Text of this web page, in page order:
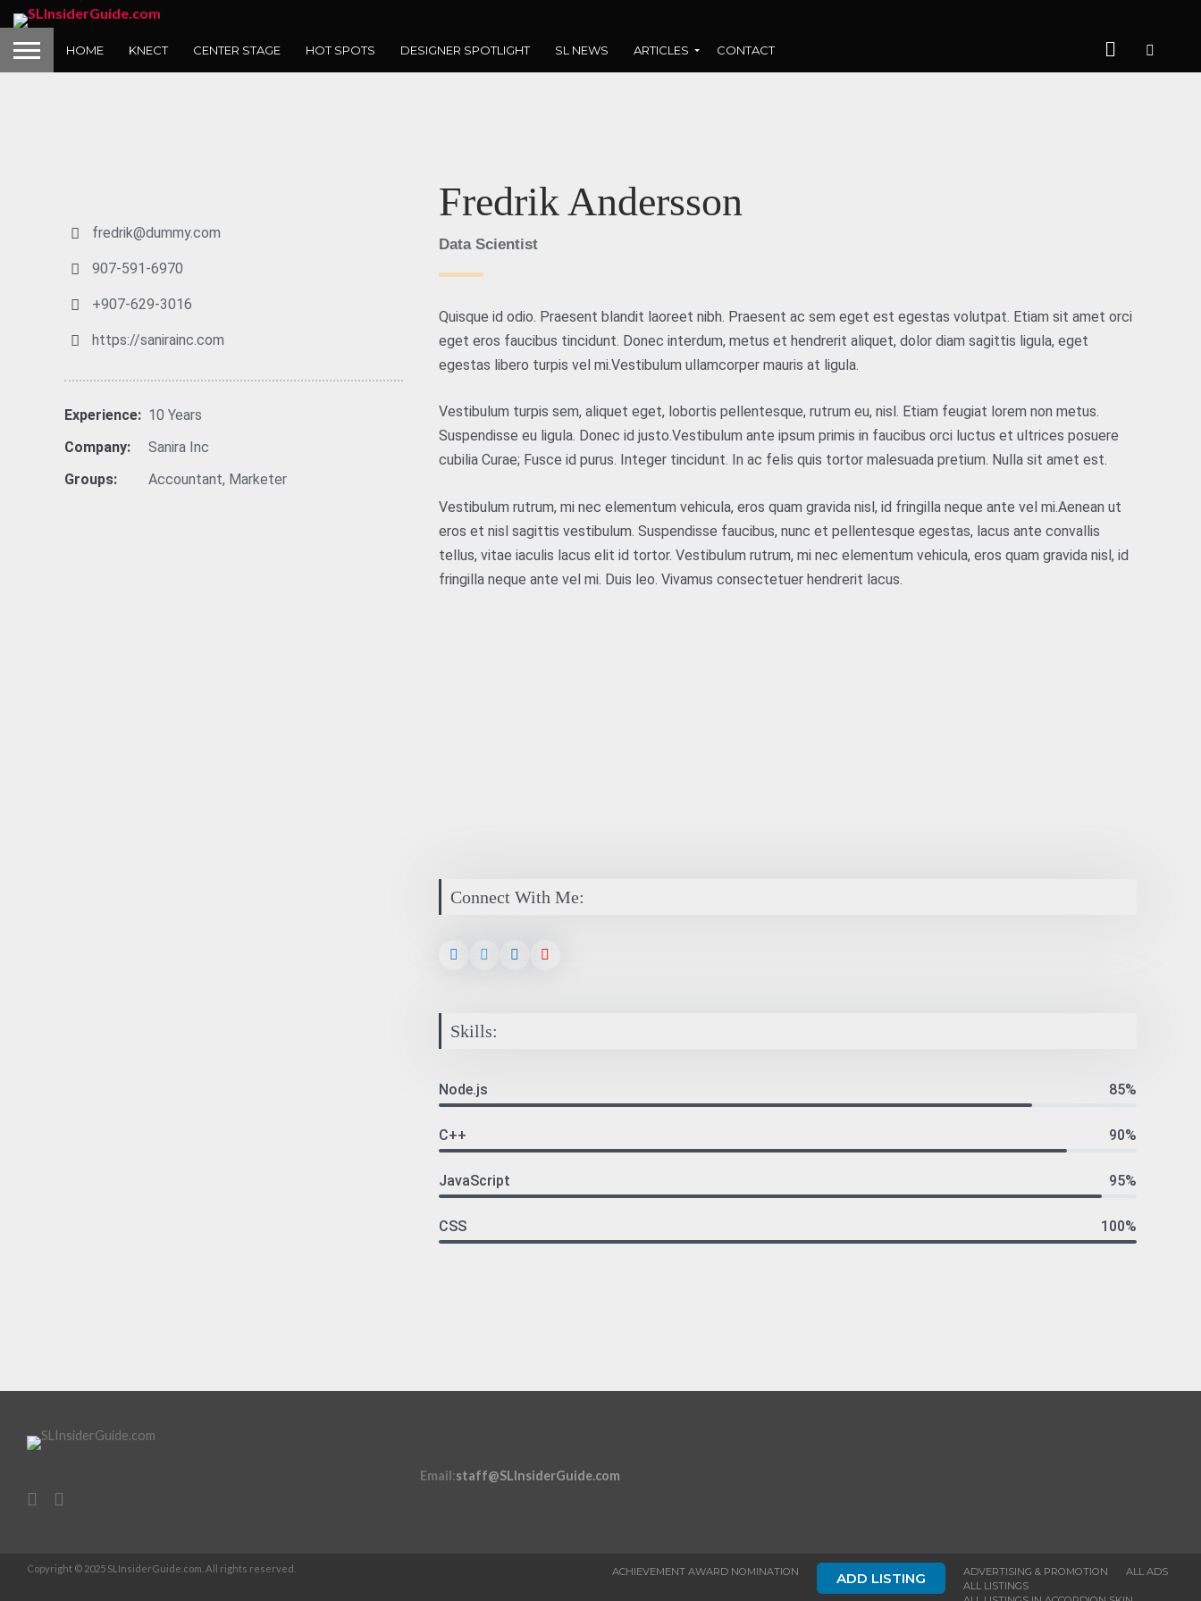
HOME KNECT CENTER STAGE HOT SPOTS DESIGNER SPOTLIGHT SL NEWS ARTICLES CONTACT
fredrik@dummy.com
907-591-6970
+907-629-3016
https://sanirainc.com
Experience: 10 Years
Company:
Sanira Inc
Groups:
Accountant, Marketer
Fredrik Andersson
Data Scientist
Quisque id odio. Praesent blandit laoreet nibh. Praesent ac sem eget est egestas volutpat. Etiam sit amet orci
eget eros faucibus tincidunt. Donec interdum, metus et hendrerit aliquet, dolor diam sagittis ligula, eget
egestas libero turpis vel mi.Vestibulum ullamcorper mauris at ligula.
Vestibulum turpis sem, aliquet eget, lobortis pellentesque, rutrum eu, nisl. Etiam feugiat lorem non metus.
Suspendisse eu ligula. Donec id justo.Vestibulum ante ipsum primis in faucibus orci luctus et ultrices posuere
cubilia Curae; Fusce id purus. Integer tincidunt. In ac felis quis tortor malesuada pretium. Nulla sit amet est.
Vestibulum rutrum, mi nec elementum vehicula, eros quam gravida nisl, id fringilla neque ante vel mi.Aenean ut
eros et nisl sagittis vestibulum. Suspendisse faucibus, nunc et pellentesque egestas, lacus ante convallis
tellus, vitae iaculis lacus elit id tortor. Vestibulum rutrum, mi nec elementum vehicula, eros quam gravida nisl, id
fringilla neque ante vel mi. Duis leo. Vivamus consectetuer hendrerit lacus.
Connect With Me:
Skills:
Node.js 85%
C++ 90%
JavaScript 95%
CSS 100%
Email:staff@SLInsiderGuide.com
ACHIEVEMENT AWARD NOMINATION ADD LISTING ADVERTISING & PROMOTION
ALL ADS
ALL LISTINGS
Copyright © 2025 SLInsiderGuide.com. All rights reserved.